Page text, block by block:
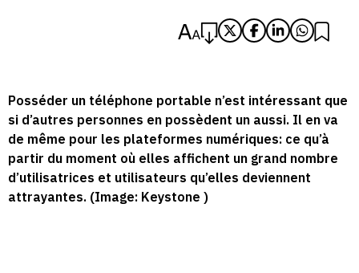
Posséder un téléphone portable n’est intéressant que
si d’autres personnes en possèdent un aussi. Il en va
de même pour les plateformes numériques: ce qu’à
partir du moment où elles affichent un grand nombre
d’utilisatrices et utilisateurs qu’elles deviennent
attrayantes. (Image: Keystone )